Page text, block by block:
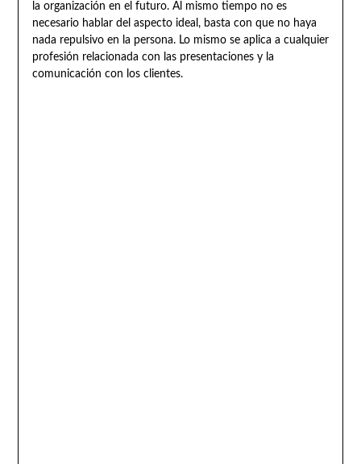
la organización en el futuro. Al mismo tiempo no es
necesario hablar del aspecto ideal, basta con que no haya
nada repulsivo en la persona. Lo mismo se aplica a cualquier
profesión relacionada con las presentaciones y la
comunicación con los clientes.